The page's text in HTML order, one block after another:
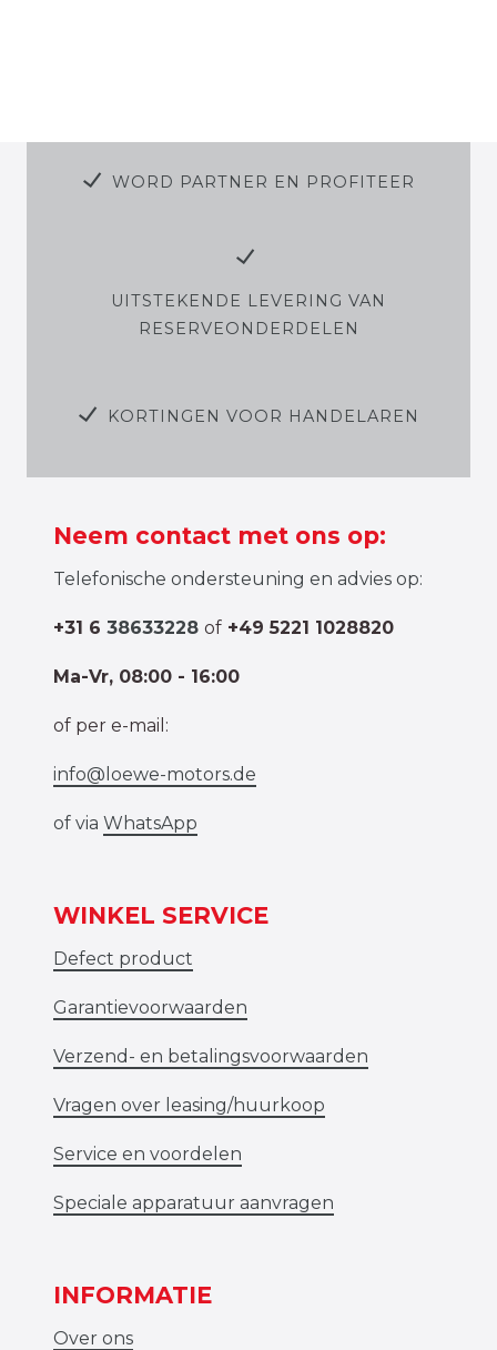
WORD PARTNER EN PROFITEER
UITSTEKENDE LEVERING VAN
RESERVEONDERDELEN
KORTINGEN VOOR HANDELAREN
Neem contact met ons op:
Telefonische ondersteuning en advies op:
+31 6 38633228 of +49 5221 1028820
Ma-Vr, 08:00 - 16:00
of per e-mail:
info@loewe-motors.de
of via WhatsApp
WINKEL SERVICE
Defect product
Garantievoorwaarden
Verzend- en betalingsvoorwaarden
Vragen over leasing/huurkoop
Service en voordelen
Speciale apparatuur aanvragen
INFORMATIE
Over ons